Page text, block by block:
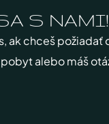
S NAMI!​
ak chceš požiadať
pobyt alebo máš